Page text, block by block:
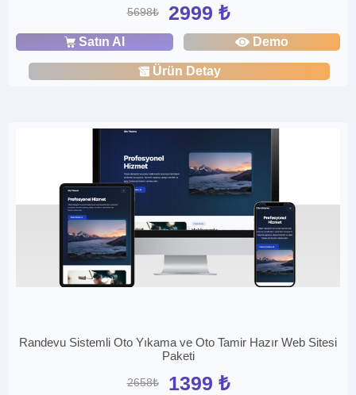
5698₺ 2999 ₺
Satın Al Demo
Ürün Detay
Randevu Sistemli Oto Yıkama ve Oto Tamir Hazır Web Sitesi
Paketi
2658₺ 1399 ₺